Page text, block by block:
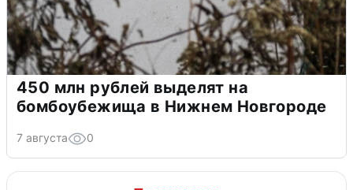
450 млн рублей выделят на
бомбоубежища в Нижнем Новгороде
7 августа 0